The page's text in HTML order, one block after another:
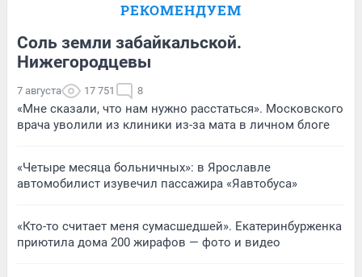
РЕКОМЕНДУЕМ
Соль земли забайкальской.
Нижегородцевы
7 августа 17 751 8
«Мне сказали, что нам нужно расстаться». Московского
врача уволили из клиники из-за мата в личном блоге
«Четыре месяца больничных»: в Ярославле
автомобилист изувечил пассажира «Яавтобуса»
«Кто-то считает меня сумасшедшей». Екатеринбурженка
приютила дома 200 жирафов — фото и видео